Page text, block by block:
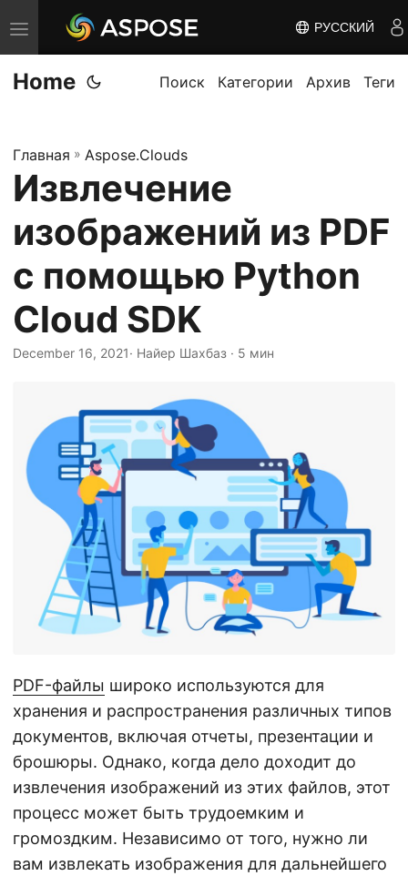
П
е
р
л
ю
и
ь
н
а
в
ц
РУССКИЙ
Home Поиск Категории Архив Теги
Главная » Aspose.Clouds
Извлечение
изображений из PDF
с помощью Python
Cloud SDK
December 16, 2021· Найер Шахбаз · 5 мин
PDF-файлы широко используются для
хранения и распространения различных типов
документов, включая отчеты, презентации и
брошюры. Однако, когда дело доходит до
извлечения изображений из этих файлов, этот
процесс может быть трудоемким и
громоздким. Независимо от того, нужно ли
вам извлекать изображения для дальнейшего